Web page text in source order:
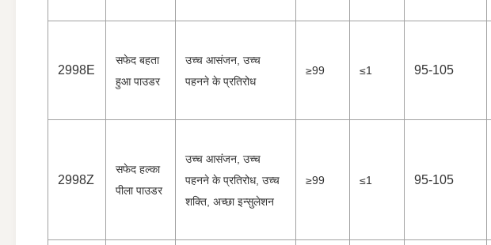
2998E
सफेद बहता
हुआ पाउडर
उच्च आसंजन, उच्च
पहनने के प्रतिरोध
≥99 ≤1 95-105
2998Z
सफेद हल्का
पीला पाउडर
उच्च आसंजन, उच्च
पहनने के प्रतिरोध, उच्च
शक्ति, अच्छा इन्सुलेशन
≥99 ≤1 95-105